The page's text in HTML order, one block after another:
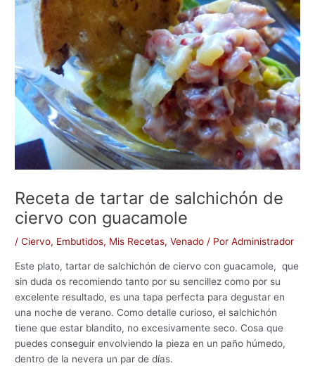
Receta de tartar de salchichón de
ciervo con guacamole
/Ciervo, Embutidos, Mis Recetas,Venado / PorAdministrador
Este plato, tartar de salchichón de ciervo con guacamole, que
sin duda os recomiendo tanto por su sencillez como por su
excelente resultado, es una tapa perfecta para degustar en
una noche de verano. Como detalle curioso, el salchichón
tiene que estar blandito, no excesivamente seco. Cosa que
puedes conseguir envolviendo la pieza en un paño húmedo,
dentro de la nevera un par de días.